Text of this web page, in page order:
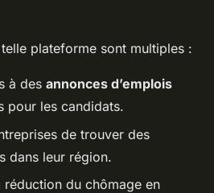
plateforme sont multiples :
à des annonces d’emplois
pour les candidats.
de trouver des
dans leur région.
réduction du chômage en